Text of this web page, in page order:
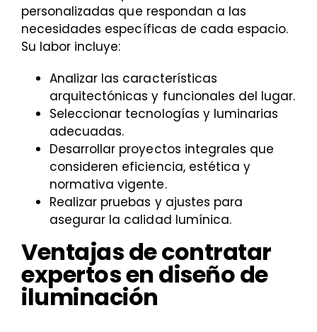
personalizadas que respondan a las
necesidades específicas de cada espacio.
Su labor incluye:
Analizar las características
arquitectónicas y funcionales del lugar.
Seleccionar tecnologías y luminarias
adecuadas.
Desarrollar proyectos integrales que
consideren eficiencia, estética y
normativa vigente.
Realizar pruebas y ajustes para
asegurar la calidad lumínica.
Ventajas de contratar
expertos en diseño de
iluminación